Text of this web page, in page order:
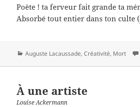
Poète ! ta ferveur fait grande ta
Absorbé tout entier dans ton culte (
Catégories
Auguste Lacaussade,Créativité, Mort
À une artiste
Louise Ackermann